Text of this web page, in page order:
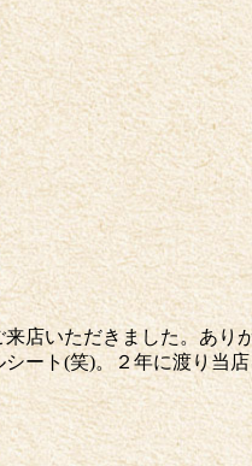
店いただきました。あり
シート(笑)。２年に渡り